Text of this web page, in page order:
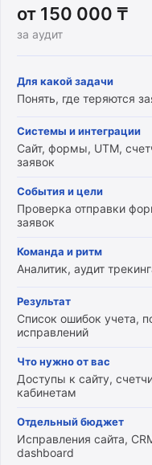
от 150 000 ₸
за аудит
Для какой задачи
Понять, где теряются
Системы и интеграции
Сайт, формы, UTM,
заявок
События и цели
Проверка отправки
заявок
Команда и ритм
Аналитик, аудит
Результат
Список ошибок учета,
исправлений
Что нужно от вас
Доступы к сайту,
кабинетам
Отдельный бюджет
Исправления сайта,
dashboard